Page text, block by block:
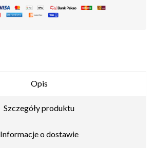
Opis
Szczegóły produktu
Informacje o dostawie